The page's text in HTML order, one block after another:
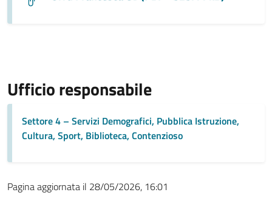
Ufficio responsabile
Settore 4 – Servizi Demografici, Pubblica Istruzione,
Cultura, Sport, Biblioteca, Contenzioso
Pagina aggiornata il 28/05/2026, 16:01